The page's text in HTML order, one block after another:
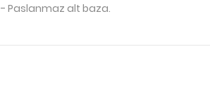
- Paslanmaz alt baza.